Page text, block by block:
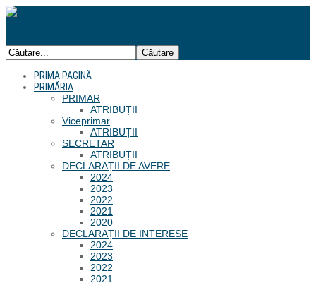
PRIMA PAGINĂ
PRIMĂRIA
PRIMAR
ATRIBUȚII
Viceprimar
ATRIBUȚII
SECRETAR
ATRIBUȚII
DECLARAȚII DE AVERE
2024
2023
2022
2021
2020
DECLARAȚII DE INTERESE
2024
2023
2022
2021